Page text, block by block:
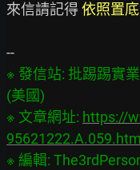
來信請記得 依照置
※ 發信站: 批踢踢實
(美國)
※ 文章網址: https://
95621222.A.059.html
※ 編輯: